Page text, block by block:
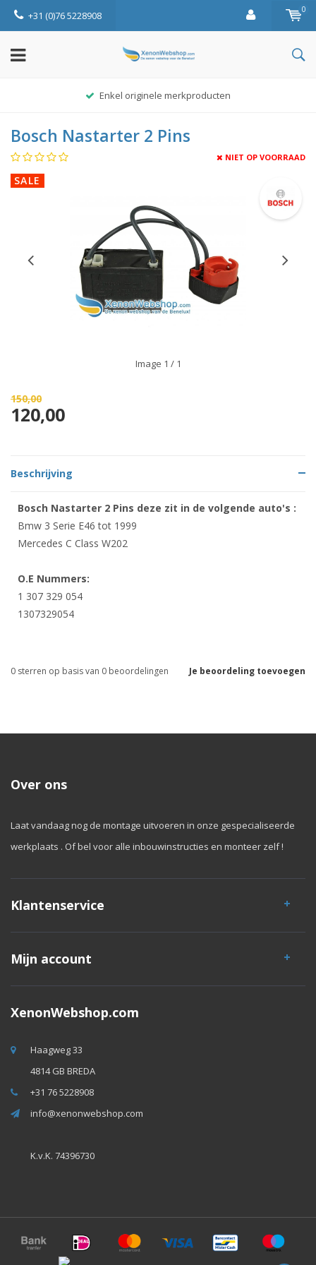
+31 (0)76 5228908 0
Enkel originele merkproducten
Bosch Nastarter 2 Pins
NIET OP VOORRAAD
SALE
Image 1 / 1
150,00
120,00
Beschrijving
Bosch Nastarter 2 Pins deze zit in de volgende auto's :
Bmw 3 Serie E46 tot 1999
Mercedes C Class W202
O.E Nummers:
1 307 329 054
1307329054
Je beoordeling toevoegen
0 sterren op basis van 0 beoordelingen
Over ons
Laat vandaag nog de montage uitvoeren in onze gespecialiseerde
werkplaats . Of bel voor alle inbouwinstructies en monteer zelf !
Klantenservice
Mijn account
XenonWebshop.com
Haagweg 33
4814 GB BREDA
+31 76 5228908
info@xenonwebshop.com
K.v.K. 74396730